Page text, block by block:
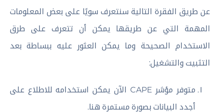
عن طريق الفقرة التالية سنتعرف سويًا على بعض المعلومات
المهمة التي عن طريقها يمكن أن تتعرف على طرق
الاستخدام الصحيحة وما يمكن العثور عليه ببساطة بعد
التثبيت والتشغيل:
متوفر مؤشر CAPE الآن يمكن استخدامه للاطلاع على
أجدد البيانات بصورة مستمرة هنا.